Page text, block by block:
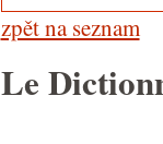
zpět na seznam
Le